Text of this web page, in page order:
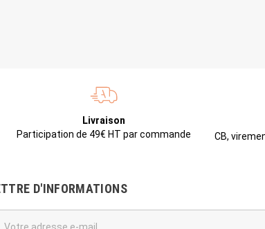
Livraison
Participation de 49€ HT par commande
CB,
D'INFORMATIONS